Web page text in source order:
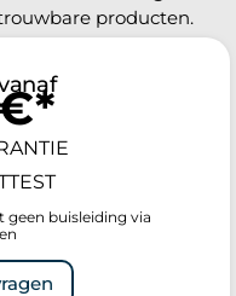
producten.
geen buisleiding via